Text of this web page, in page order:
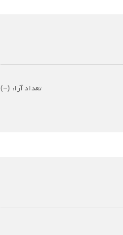
تعداد آرا: (
–
)